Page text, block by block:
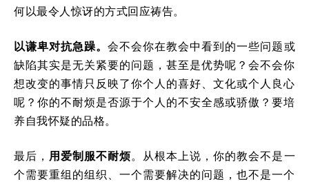
何以最令人惊讶的方式回应祷告。
以谦卑对抗急躁。会不会你在教会中看到的一些问题或
缺陷其实是无关紧要的问题，甚至是优势呢？会不会你
想改变的事情只反映了你个人的喜好、文化或个人良心
呢？你的不耐烦是否源于个人的不安全感或骄傲？要培
养自我怀疑的品格。
最后， 用爱制服不耐烦。从根本上说，你的教会不是一
个需要重组的组织、一个需要解决的问题，也不是一个